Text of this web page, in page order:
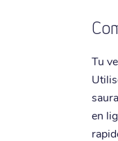
Tu
en